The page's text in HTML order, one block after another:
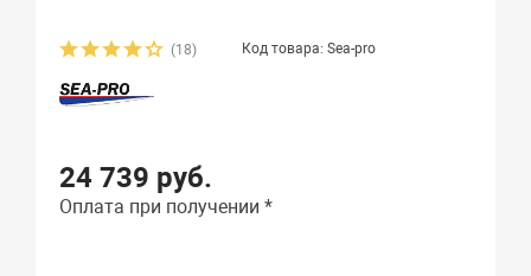
(18) Код товара: Sea-pro
24 739 руб.
Оплата при получении *